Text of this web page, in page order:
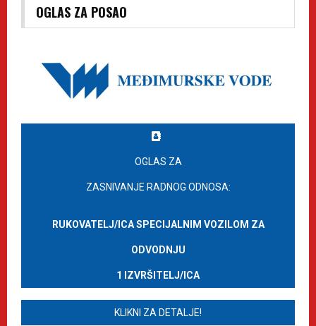
OGLAS ZA POSAO
OGLAS ZA
ZASNIVANJE RADNOG ODNOSA:
RUKOVATELJ/ICA SPECIJALNIM VOZILOM ZA
ODVODNJU
1 IZVRŠITELJ/ICA
KLIKNI ZA DETALJE!